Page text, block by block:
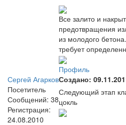
Все залито и
предотвращения
из молодого
требует
Профиль
Сергей Агарков
Посетитель
Сообщений: 38
Регистрация:
24.08.2010
Создано:
Следующий этап
цокль